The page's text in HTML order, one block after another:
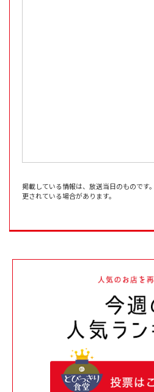
掲載している情報は、放送当日のものです
更されている場合があります。